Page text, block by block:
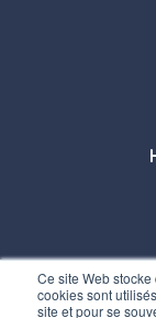
Ce site Web
cookies sont
site et pour se